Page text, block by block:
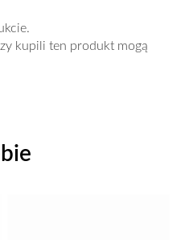
kupili ten produkt mogą